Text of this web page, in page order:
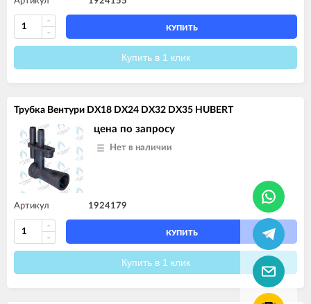
КУПИТЬ
Купить в 1 клик
Трубка Вентури DX18 DX24 DX32 DX35 HUBERT
цена по запросу
Нет в наличии
Артикул 1924179
КУПИТЬ
Купить в 1 клик